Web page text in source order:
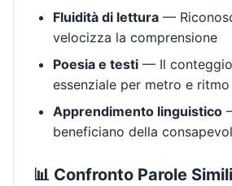
Fluidità di lettura —
velocizza la comprensione
Poesia e testi — Il
essenziale per metro e ritmo
Apprendimento linguistico
beneficiano della
📊 Confronto Parole Simili